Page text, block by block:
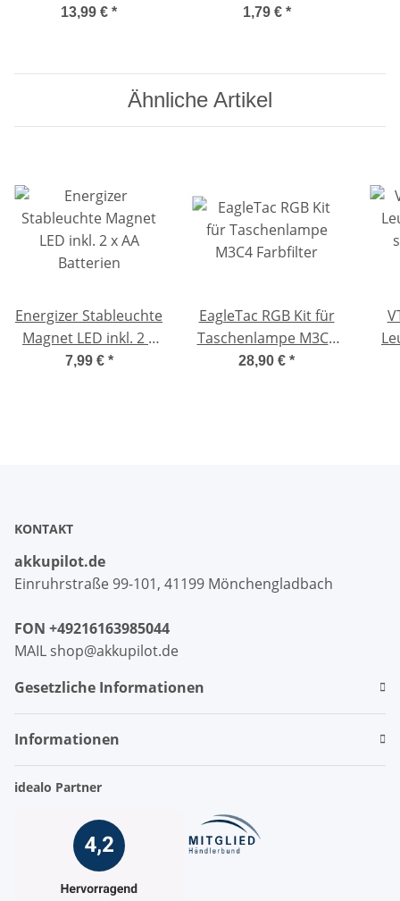
2600 mAh für PD31,
TK35, TA20 und TA21
13,99 € *
Aufbewahrungsbox
1,79 € *
Ähnliche Artikel
Energizer Stableuchte
Magnet LED inkl. 2 x
AA Batterien
7,99 € *
EagleTac RGB Kit für
Taschenlampe M3C4
Farbfilter
28,90 € *
KONTAKT
akkupilot.de
Einruhrstraße 99-101, 41199 Mönchengladbach
FON +49216163985044
MAIL shop@akkupilot.de
Gesetzliche Informationen
Informationen
idealo Partner